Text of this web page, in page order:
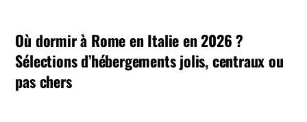
Où dormir à Rome en Italie en 2026 ?
Sélections d’hébergements jolis, centraux ou
pas chers